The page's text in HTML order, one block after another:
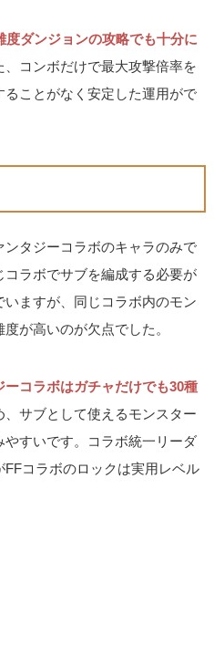
ダンジョンの攻略でも十分に
、コンボだけで最大攻撃倍率を
ことがなく安定した運用がで
タジーコラボのキャラのみで
ラボでサブを編成する必要が
ますが、同じコラボ内のモン
が高いのが欠点でした。
ーコラボはガチャだけでも30種
、サブとして使えるモンスター
すいです。コラボ統一リーダ
コラボのロックは実用レベル